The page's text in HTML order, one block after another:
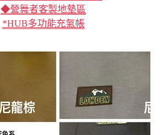
◆營舞者客製地墊區
*HUB多功能充氣帳